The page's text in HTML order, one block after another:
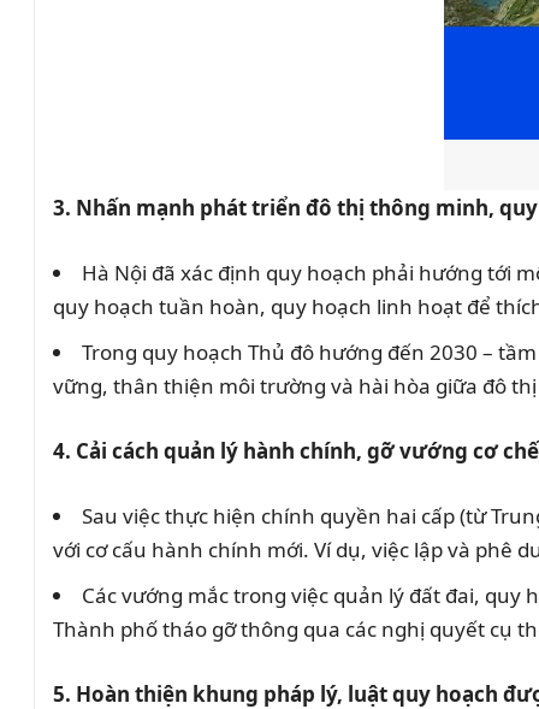
3. Nhấn mạnh phát triển đô thị thông minh,
Hà Nội đã xác định quy hoạch phải hướng tới
quy hoạch tuần hoàn, quy hoạch linh hoạt để
Trong quy hoạch Thủ đô hướng đến 2030 –
vững, thân thiện môi trường và hài hòa giữa đô
4. Cải cách quản lý hành chính, gỡ vướng cơ
Sau việc thực hiện chính quyền hai cấp (từ
với cơ cấu hành chính mới. Ví dụ, việc lập và phê
Các vướng mắc trong việc quản lý đất đai,
Thành phố tháo gỡ thông qua các nghị quyết cụ
5. Hoàn thiện khung pháp lý, luật quy hoạch